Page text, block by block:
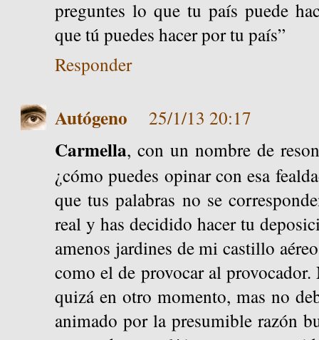
preguntes lo que tu país puede
que tú puedes hacer por tu país”
Responder
Autógeno 25/1/13 20:17
Carmella, con un nombre de
¿cómo puedes opinar con esa
que tus palabras no se
real y has decidido hacer tu
amenos jardines de mi castillo
como el de provocar al
quizá en otro momento, mas no
animado por la presumible razón